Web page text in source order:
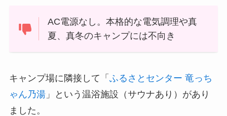
AC電源なし。本格的な電気調理や真
夏、真冬のキャンプには不向き
キャンプ場に隣接して「 ふるさとセンター 竜っち
ゃん乃湯」という温浴施設（サウナあり）があり
ました。